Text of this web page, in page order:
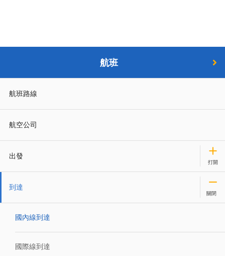
航班
航班路線
航空公司
出發
到達
國內線到達
國際線到達